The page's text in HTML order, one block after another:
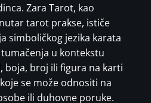
Zara Tarot, kao
tarot prakse, ističe
simboličkog jezika karata
u kontekstu
boja, broj ili figura na karti
se može odnositi na
ili duhovne poruke.